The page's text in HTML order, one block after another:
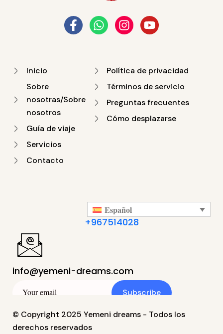
Inicio
Sobre
nosotras/Sobre
nosotros
Guía de viaje
Servicios
Contacto
Política de privacidad
Términos de servicio
Preguntas frecuentes
Cómo desplazarse
Español
+967514028
info@yemeni-dreams.com
Subscribe
© Copyright 2025 Yemeni dreams - Todos los
derechos reservados